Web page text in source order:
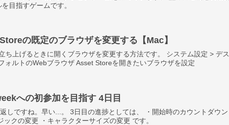
目指すゲームです。
の既定のブラウザを変更する【Mac】
ち上げるときに開くブラウザを変更する方法です。 システム設定 > デス
ォルトのWebブラウザ Asset Storeを開きたいブラウザを設定
への初参加を目指す 4日目
しですね。早い...。 3日目の進捗としては、 ・開始時のカウントダウン
クの変更 ・キャラクターサイズの変更 です。